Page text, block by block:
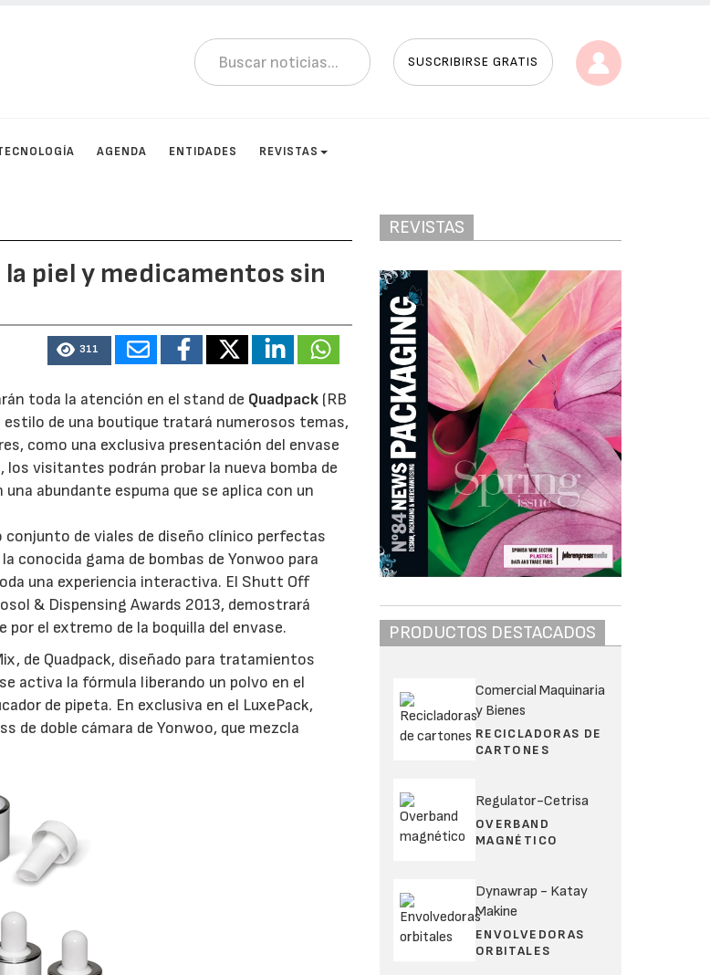
SUSCRIBIRSE GRATIS
AGENDA ENTIDADES REVISTAS
piel y medicamentos sin
311
toda la atención en el stand de Quadpack (RB
estilo de una boutique tratará numerosos temas,
como una exclusiva presentación del envase
los visitantes podrán probar la nueva bomba de
abundante espuma que se aplica con un
conjunto de viales de diseño clínico perfectas
conocida gama de bombas de Yonwoo para
una experiencia interactiva. El Shutt Off
& Dispensing Awards 2013, demostrará
el extremo de la boquilla del envase.
de Quadpack, diseñado para tratamientos
activa la fórmula liberando un polvo en el
de pipeta. En exclusiva en el LuxePack,
de doble cámara de Yonwoo, que mezcla
REVISTAS
PRODUCTOS DESTACADOS
Comercial Maquinaria
y Bienes
RECICLADORAS DE
CARTONES
Regulator-Cetrisa
OVERBAND
MAGNÉTICO
Dynawrap - Katay
Makine
ENVOLVEDORAS
ORBITALES